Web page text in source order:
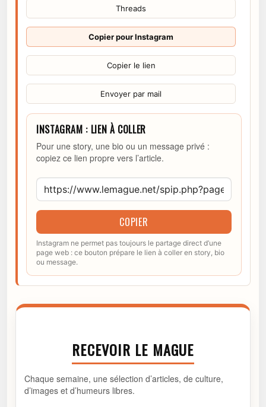
Threads
Copier pour Instagram
Copier le lien
Envoyer par mail
INSTAGRAM : LIEN À COLLER
Pour une story, une bio ou un message privé :
copiez ce lien propre vers l’article.
COPIER
Instagram ne permet pas toujours le partage direct d’une
page web : ce bouton prépare le lien à coller en story, bio
ou message.
RECEVOIR LE MAGUE
Chaque semaine, une sélection d’articles, de culture,
d’images et d’humeurs libres.